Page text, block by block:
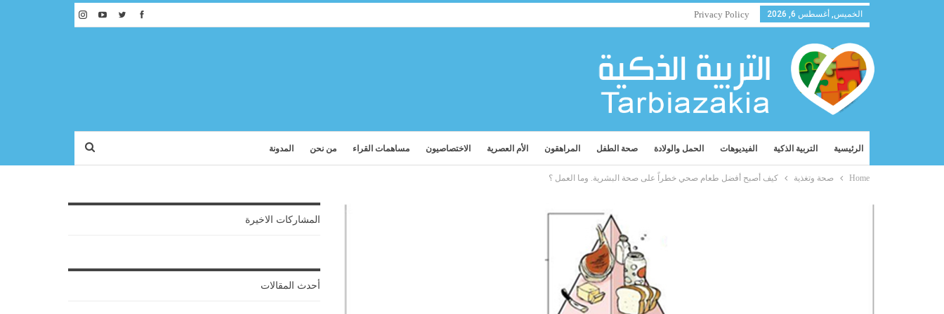
الخميس, أغسطس 6, 2026 Privacy Policy
الرئيسية التربية الذكية الفيديوهات الحمل والولادة صحة الطفل المراهقون الأم العصرية الاختصاصيون مساهمات القراء من نحن المدونة
Home صحة وتغذية كيف أصبح أفضل طعام صحي خطراً على صحة البشرية. وما العمل ؟
المشاركات الاخيرة
أحدث المقالات